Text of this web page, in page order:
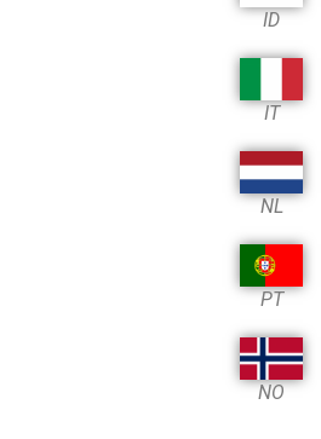
ID
IT
NL
PT
NO